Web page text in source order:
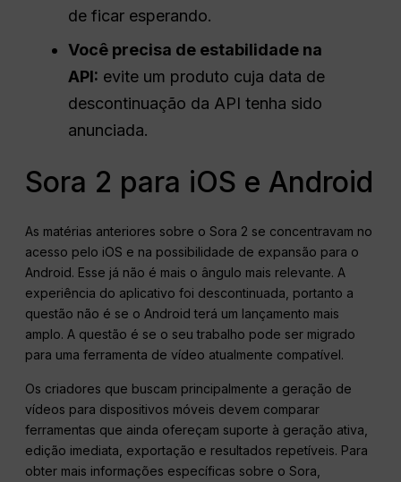
de ficar esperando.
Você precisa de estabilidade na
API: evite um produto cuja data de
descontinuação da API tenha sido
anunciada.
Sora 2 para iOS e Android
As matérias anteriores sobre o Sora 2 se concentravam no
acesso pelo iOS e na possibilidade de expansão para o
Android. Esse já não é mais o ângulo mais relevante. A
experiência do aplicativo foi descontinuada, portanto a
questão não é se o Android terá um lançamento mais
amplo. A questão é se o seu trabalho pode ser migrado
para uma ferramenta de vídeo atualmente compatível.
Os criadores que buscam principalmente a geração de
vídeos para dispositivos móveis devem comparar
ferramentas que ainda ofereçam suporte à geração ativa,
edição imediata, exportação e resultados repetíveis. Para
obter mais informações específicas sobre o Sora,